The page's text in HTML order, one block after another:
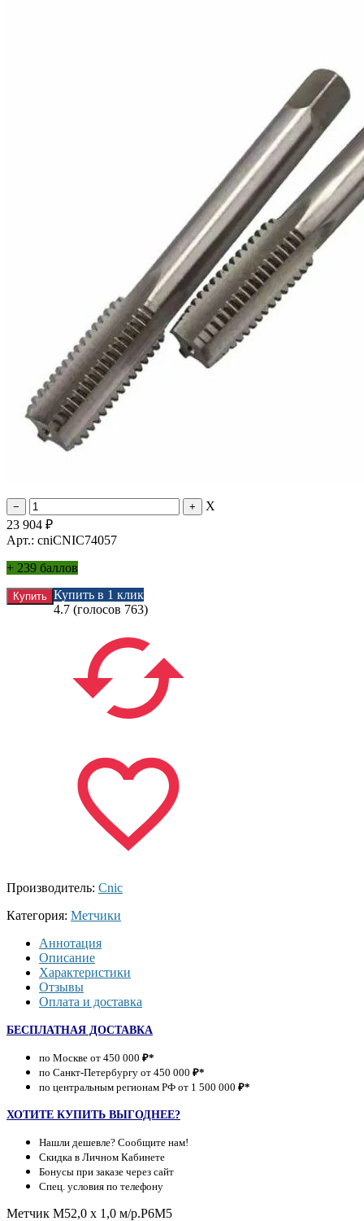
X
23 904 ₽
Арт.: cniCNIC74057
+ 239 баллов
Купить в 1 клик
4.7 (голосов 763)
Производитель: Cnic
Категория: Метчики
Аннотация
Описание
Характеристики
Отзывы
Оплата и доставка
БЕСПЛАТНАЯ ДОСТАВКА
по Москве от 450 000 ₽*
по Санкт-Петербургу от 450 000 ₽*
по центральным регионам РФ от 1 500 000 ₽*
ХОТИТЕ КУПИТЬ ВЫГОДНЕЕ?
Нашли дешевле? Сообщите нам!
Скидка в Личном Кабинете
Бонусы при заказе через сайт
Спец. условия по телефону
Метчик М52,0 х 1,0 м/р.Р6М5